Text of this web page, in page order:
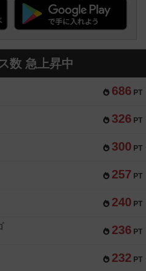
数 急上昇中
686 PT
326 PT
300 PT
257 PT
240 PT
236 PT
232 PT